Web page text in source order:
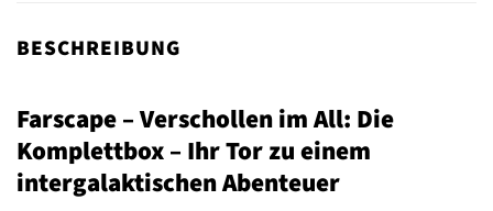
BESCHREIBUNG
Farscape – Verschollen im All: Die
Komplettbox – Ihr Tor zu einem
intergalaktischen Abenteuer